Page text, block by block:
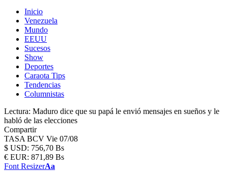
Inicio
Venezuela
Mundo
EEUU
Sucesos
Show
Deportes
Caraota Tips
Tendencias
Columnistas
Lectura: Maduro dice que su papá le envió mensajes en sueños y le
habló de las elecciones
Compartir
TASA BCV Vie 07/08
$ USD: 756,70 Bs
€ EUR: 871,89 Bs
Font ResizerAa